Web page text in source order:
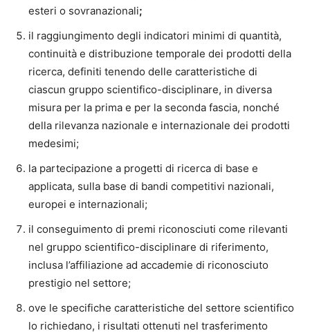
esteri o sovranazionali;
il raggiungimento degli indicatori minimi di quantità,
continuità e distribuzione temporale dei prodotti della
ricerca, definiti tenendo delle caratteristiche di
ciascun gruppo scientifico-disciplinare, in diversa
misura per la prima e per la seconda fascia, nonché
della rilevanza nazionale e internazionale dei prodotti
medesimi;
la partecipazione a progetti di ricerca di base e
applicata, sulla base di bandi competitivi nazionali,
europei e internazionali;
il conseguimento di premi riconosciuti come rilevanti
nel gruppo scientifico-disciplinare di riferimento,
inclusa l’affiliazione ad accademie di riconosciuto
prestigio nel settore;
ove le specifiche caratteristiche del settore scientifico
lo richiedano, i risultati ottenuti nel trasferimento